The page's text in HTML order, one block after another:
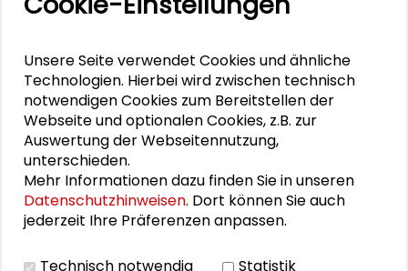
11. Internationale Waldkunstkonferenz
Schlüsseltexte für die Wirtschaft von morgen
Zusammen mehr erreichen – Zukunftsbündnis im
Dialog
Schader-Festival 2026
25. Runder Tisch Wissenschaftsstadt Darmstadt
Unsere Seite verwendet Cookies und ähnliche
Technologien. Hierbei wird zwischen technisch
notwendigen Cookies zum Bereitstellen der
Webseite und optionalen Cookies, z.B. zur
Auswertung der Webseitennutzung,
unterschieden.
Mehr Informationen dazu finden Sie in unseren
Datenschutzhinweisen. Dort können Sie auch
jederzeit Ihre Präferenzen anpassen.
Technisch notwendig Statistik